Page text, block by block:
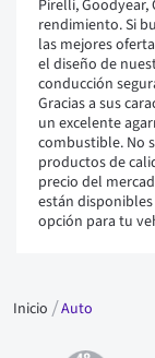
Pirelli,
rendimiento. Si
las mejores
el diseño de
conducción
Gracias a sus
un excelente
combustible. No
productos de
precio del
están
opción para tu
Inicio Auto